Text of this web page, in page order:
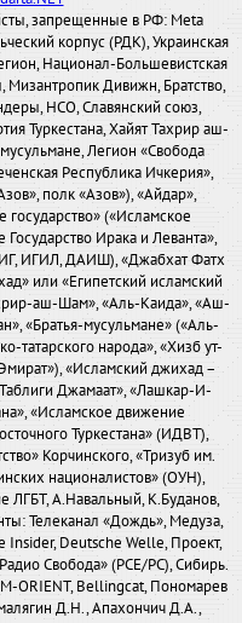
запрещенные в РФ: Meta
корпус (РДК), Украинская
Национал-Большевистская
Мизантропик Дивижн, Братство,
НСО, Славянский союз,
Туркестана, Хайят Тахрир аш-
Легион «Свобода
Республика Ичкерия»,
полк «Азов»), «Айдар»,
(«Исламское
Ирака и Леванта»,
ИГИЛ, ДАИШ), «Джабхат Фатх
или «Египетский исламский
аш-Шам», «Аль-Каида», «Аш-
«Братья-мусульмане» («Аль-
народа», «Хизб ут-
«Исламский джихад –
Джамаат», «Лашкар-И-
«Исламское движение
Туркестана» (ИДВТ),
Корчинского, «Тризуб им.
националистов» (ОУН),
ЛГБТ, А.Навальный, К.Буданов,
Телеканал «Дождь», Медуза,
Deutsche Welle, Проект,
Свобода» (PCE/PC), Сибирь.
ORIENT, Bellingcat, Пономарев
Д.Н., Апахончич Д.А.,